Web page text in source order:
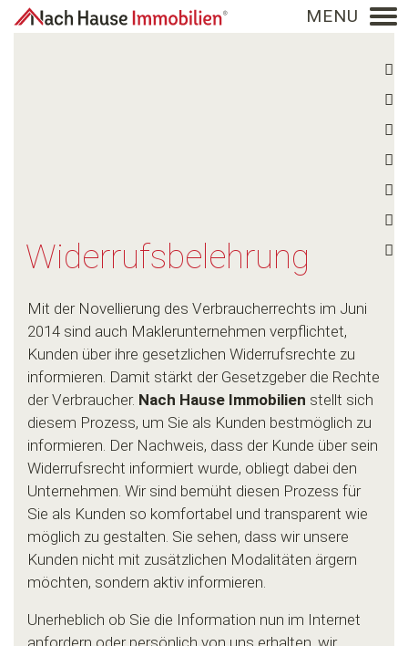
NACH HAUSE IMMOBILIEN
Widerrufsbelehrung
Mit der Novellierung des Verbraucherrechts im Juni
2014 sind auch Maklerunternehmen verpflichtet,
Kunden über ihre gesetzlichen Widerrufsrechte zu
informieren. Damit stärkt der Gesetzgeber die Rechte
der Verbraucher. Nach Hause Immobilien stellt sich
diesem Prozess, um Sie als Kunden bestmöglich zu
informieren. Der Nachweis, dass der Kunde über sein
Widerrufsrecht informiert wurde, obliegt dabei den
Unternehmen. Wir sind bemüht diesen Prozess für
Sie als Kunden so komfortabel und transparent wie
möglich zu gestalten. Sie sehen, dass wir unsere
Kunden nicht mit zusätzlichen Modalitäten ärgern
möchten, sondern aktiv informieren.
Unerheblich ob Sie die Information nun im Internet
anfordern oder persönlich von uns erhalten, wir